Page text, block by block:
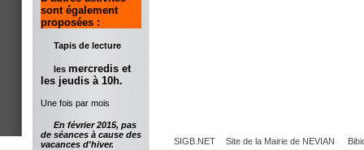
SIGB.NET Site de la Mairie de NEVIAN
sont également
proposées :
Tapis de lecture
lesmercredis et
les jeudis à 10h.
Une fois par mois
En février 2015, pas
de séances à cause des
vacances d'hiver.